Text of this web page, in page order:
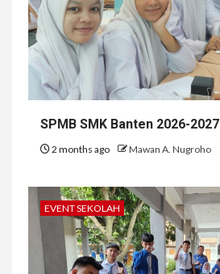
SPMB SMK Banten 2026-2027
2 months ago Mawan A. Nugroho
EVENT SEKOLAH